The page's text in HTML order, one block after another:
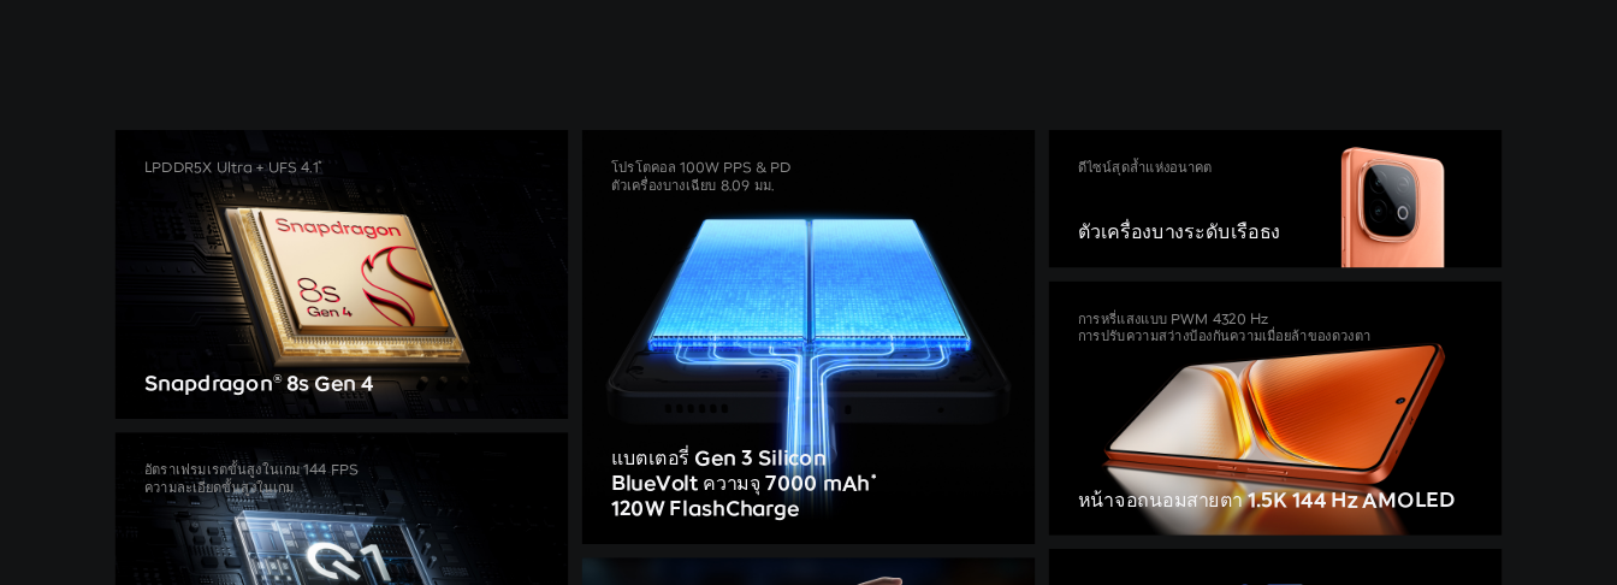
LPDDR5X Ultra + UFS 4.1*
Snapdragon®8s Gen 4
อัตราเฟรมเรตขั้นสูงในเกม 144 FPS
ความละเอียดขั้นสูงในเกม
โปรโตคอล 100W PPS & PD
ตัวเครื่องบางเฉียบ 8.09 มม.
แบตเตอรี่ Gen 3 Silicon
BlueVolt ความจุ 7000 mAh*
120W FlashCharge
การหรี่แสงแบบ PWM 4320 Hz
การปรับความสว่างป้องกันความเมื่อยล้าของดวงตา
หน้าจอถนอมสายตา 1.5K 144 Hz AMOLED
ดีไซน์สุดล้ำแห่งอนาคต
ตัวเครื่องบางระดับเรือธง